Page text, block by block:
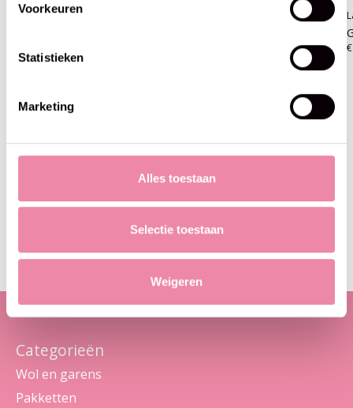
Voorkeuren
Statistieken
Marketing
Alles toestaan
Selectie toestaan
Weigeren
Lana Grossa
Blijf op de hoogte
Maak je geen zorgen, we sturen geen spam
Categorieën
Wol en garens
Pakketten